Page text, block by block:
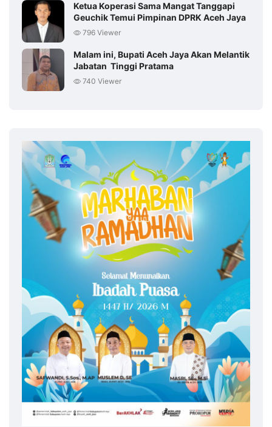
Ketua Koperasi Sama Mangat Tanggapi
Geuchik Temui Pimpinan DPRK Aceh Jaya
796 Viewer
Malam ini, Bupati Aceh Jaya Akan Melantik
Jabatan Tinggi Pratama
740 Viewer